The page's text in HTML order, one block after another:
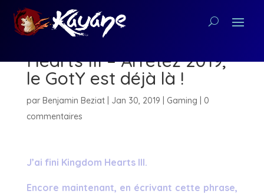
[Critique PS4] Kingdom
Hearts III – Arrêtez 2019,
le GotY est déjà là !
par Benjamin Beziat| Jan 30, 2019 Gaming
0
commentaires
J’ai fini Kingdom Hearts III.
Encore maintenant, en écrivant cette phrase,